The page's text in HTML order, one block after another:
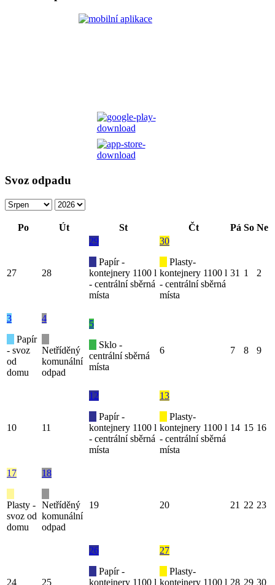
Svoz odpadu
Po Út St Čt Pá So Ne
27 28
29
Papír -
kontejnery 1100 l
- centrální sběrná
místa
30
Plasty-
kontejnery 1100 l
- centrální sběrná
místa
31 1 2
3
Papír
- svoz
od
domu
4
Netříděný
komunální
odpad
5
Sklo -
centrální sběrná
místa
6 7 8 9
10 11
12
Papír -
kontejnery 1100 l
- centrální sběrná
místa
13
Plasty-
kontejnery 1100 l
- centrální sběrná
místa
14 15 16
17
Plasty -
svoz od
domu
18
Netříděný
komunální
odpad
19 20 21 22 23
24 25
26
Papír -
kontejnery 1100 l
27
Plasty-
kontejnery 1100 l 28 29 30